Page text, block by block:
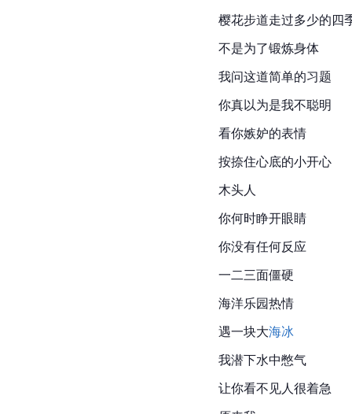
樱花步道走过多少的四
不是为了锻炼身体
我问这道简单的习题
你真以为是我不聪明
看你嫉妒的表情
按捺住心底的小开心
木头人
你何时睁开眼睛
你没有任何反应
一二三面僵硬
海洋乐园热情
遇一块大海冰
我潜下水中憋气
让你看不见人很着急